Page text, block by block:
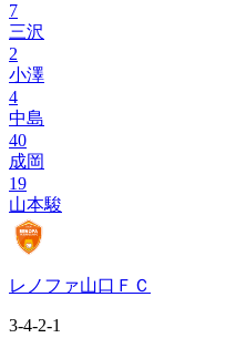
7
三沢
2
小澤
4
中島
40
成岡
19
山本駿
レノファ山口ＦＣ
3-4-2-1